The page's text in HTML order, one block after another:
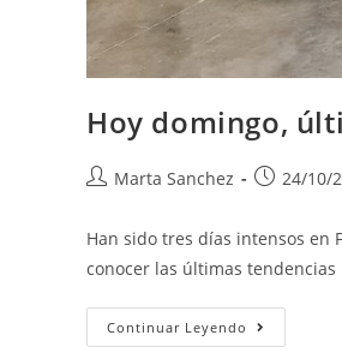
Hoy domingo,
Marta Sanchez 24/10/
Han sido tres días intensos en
conocer las últimas
Continuar Leyendo